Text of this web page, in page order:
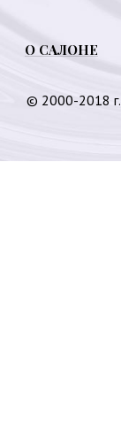
О САЛОНЕ
© 2000-2018 г.